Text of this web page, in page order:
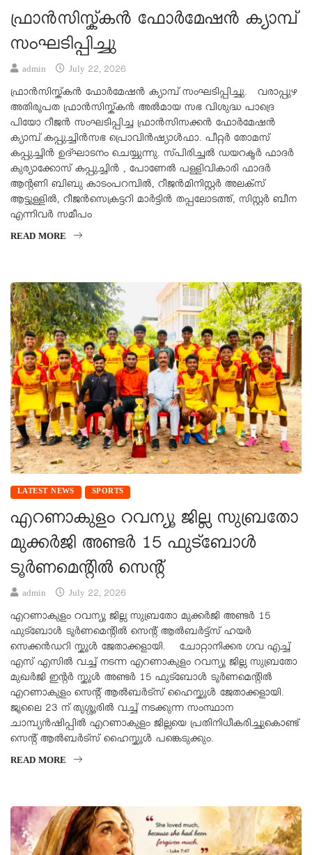
ഫ്രാൻസിസ്ക്കൻ ഫോർമേഷൻ ക്യാമ്പ്
സംഘടിപ്പിച്ചു
admin July 22, 2026
ഫ്രാൻസിസ്ക്കൻ ഫോർമേഷൻ ക്യാമ്പ് സംഘടിപ്പിച്ചു. വരാപ്പുഴ
അതിരൂപത ഫ്രാൻസിസ്ക്കൻ അൽമായ സഭ വിശുദ്ധ പാദ്രെ
പിയോ റീജൻ സംഘടിപ്പിച്ച ഫ്രാൻസിസക്കൻ ഫോർമേഷൻ
ക്യാമ്പ് കപ്പുച്ചിൻസഭ പ്രൊവിൻഷ്യാൾഫാ. പീറ്റർ തോമസ്
കപ്പുച്ചിൻ ഉദ്ഘാടനം ചെയ്യുന്നു. സ്പിരിച്ചൽ ഡയറക്ടർ ഫാദർ
കുര്യാക്കോസ് കപ്പുച്ചിൻ , പോണേൽ പള്ളിവികാരി ഫാദർ
ആൻ്റണി ബിബു കാടംപറമ്പിൽ, റീജൻമിനിസ്റ്റർ അലക്സ്
ആട്ടൂള്ളിൽ, റീജൻസെക്രട്ടറി മാർട്ടിൻ തപ്പലോടത്ത്, സിസ്റ്റർ ബീന
എന്നിവർ സമീപം
READ MORE
LATEST NEWS SPORTS
എറണാകുളം റവന്യൂ ജില്ല സുബ്രതോ
മുക്കർജി അണ്ടർ 15 ഫുട്ബോൾ
ടൂർണമെന്റിൽ സെന്റ്
admin July 22, 2026
എറണാകുളം റവന്യൂ ജില്ല സുബ്രതോ മുക്കർജി അണ്ടർ 15
ഫുട്ബോൾ ടൂർണമെന്റിൽ സെന്റ് ആൽബർട്ട്സ് ഹയർ
സെക്കൻഡറി സ്കൂൾ ജേതാക്കളായി. ചോറ്റാനിക്കര ഗവ എച്ച്
എസ് എസിൽ വച്ച് നടന്ന എറണാകുളം റവന്യൂ ജില്ല സുബ്രതോ
മുഖർജി ഇന്റർ സ്കൂൾ അണ്ടർ 15 ഫുട്ബോൾ ടൂർണമെന്റിൽ
എറണാകുളം സെന്റ് ആൽബർട്സ് ഹൈസ്കൂൾ ജേതാക്കളായി.
ജൂലൈ 23 ന് തൃശ്ശൂരിൽ വച്ച് നടക്കുന്ന സംസ്ഥാന
ചാമ്പ്യൻഷിപ്പിൽ എറണാകുളം ജില്ലയെ പ്രതിനിധീകരിച്ചുകൊണ്ട്
സെന്റ് ആൽബർട്സ് ഹൈസ്കൂൾ പങ്കെടുക്കും.
READ MORE